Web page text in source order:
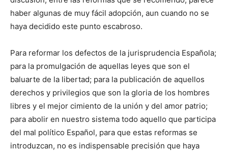
haber algunas de muy fácil adopción, aun cuando no se
haya decidido este punto escabroso.
Para reformar los defectos de la jurisprudencia Española;
para la promulgación de aquellas leyes que son el
baluarte de la libertad; para la publicación de aquellos
derechos y privilegios que son la gloria de los hombres
libres y el mejor cimiento de la unión y del amor patrio;
para abolir en nuestro sistema todo aquello que participa
del mal político Español, para que estas reformas se
introduzcan, no es indispensable precisión que haya